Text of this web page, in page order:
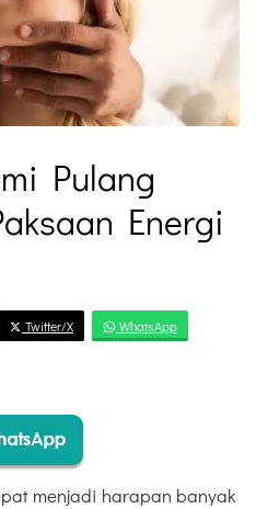
Pulang
Energi
Twitter/X WhatsApp
menjadi harapan banyak